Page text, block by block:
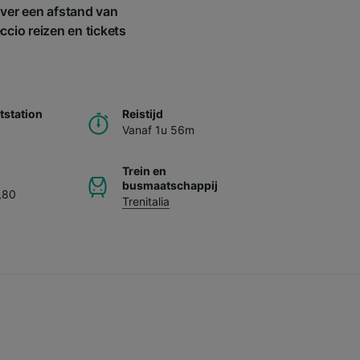
een afstand van
reizen en tickets
Reistijd
Vanaf 1u 56m
Trein en
busmaatschappij
Trenitalia